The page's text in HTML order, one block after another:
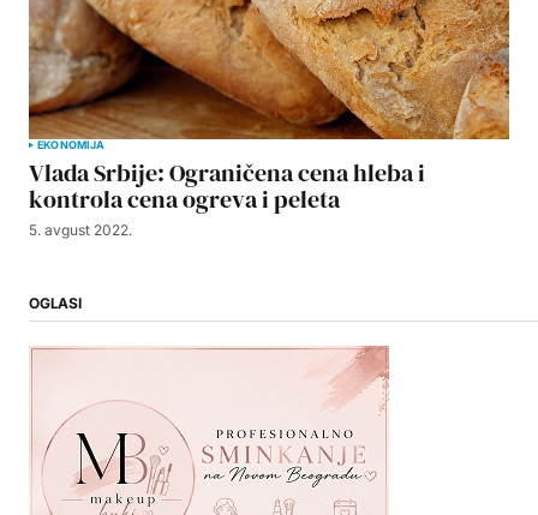
EKONOMIJA
Vlada Srbije: Ograničena cena hleba i
kontrola cena ogreva i peleta
5. avgust 2022.
OGLASI